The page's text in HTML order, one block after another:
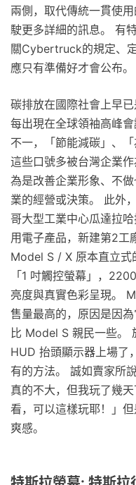
兩側，取代傳統一貫使
駛更多詳細的訊息。 有
關Cybertruck的規定、
應只有準備好才會公布。
碳排放在國際社會上早
每出現在全球領袖高峰
不一，「節能減碳」、
這些口號多被台灣企業
為是改善企業形象、不
業的經營或決策。 此外
哥大型工業中心瓜達拉
用電子產品，新建第2工
Model S / X 原本直立式
「1 吋觸控螢幕」，
亮度與真實色彩呈現。
售量最高的，原因是因
比 Model S 親民一些。
HUD 抬頭顯示器上場了
有的方法。 誠如賣家所
真的不大，但我玩了幾
看，可以這樣玩耶！」
爽感。